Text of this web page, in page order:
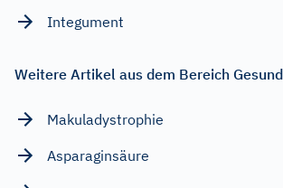
Integument
Weitere Artikel aus dem Bereich
Makuladystrophie
Asparaginsäure